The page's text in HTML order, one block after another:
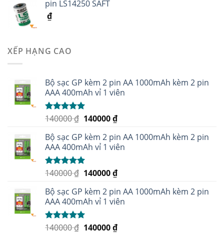
pin LS14250 SAFT
₫
XẾP HẠNG CAO
Bộ sạc GP kèm 2 pin AA 1000mAh kèm 2 pin
AAA 400mAh vỉ 1 viên
Được xếp
sao
140000₫ 140000₫
Bộ sạc GP kèm 2 pin AA 1000mAh kèm 2 pin
AAA 400mAh vỉ 1 viên
Được xếp
sao
140000₫ 140000₫
Bộ sạc GP kèm 2 pin AA 1000mAh kèm 2 pin
AAA 400mAh vỉ 1 viên
Được xếp
140000₫ 140000₫